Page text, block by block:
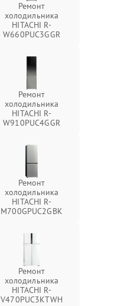
Ремонт
холодильника
HITACHI R-
W660PUC3GGR
Ремонт
холодильника
HITACHI R-
W910PUC4GGR
Ремонт
холодильника
HITACHI R-
M700GPUC2GBK
Ремонт
холодильника
HITACHI R-
V470PUC3KTWH